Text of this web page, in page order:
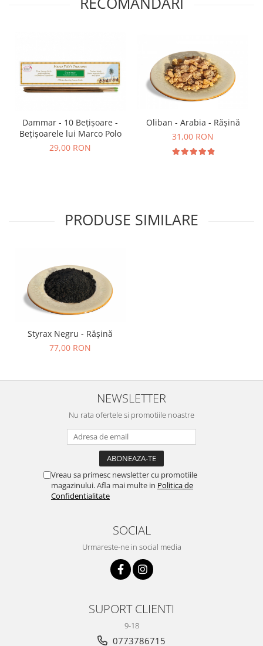
Dammar - 10 Bețișoare -
Bețișoarele lui Marco Polo
29,00 RON
Oliban - Arabia - Rășină
31,00 RON
PRODUSE SIMILARE
Styrax Negru - Rășină
77,00 RON
NEWSLETTER
Nu rata ofertele si promotiile noastre
Vreau sa primesc newsletter cu promotiile
magazinului. Afla mai multe in Politica de
Confidentialitate
SOCIAL
Urmareste-ne in social media
SUPORT CLIENTI
9-18
0773786715